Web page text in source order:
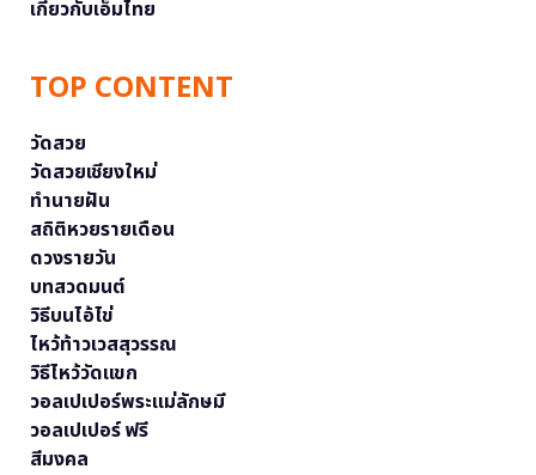
เกี่ยวกับเอ็มไทย
TOP CONTENT
วัดสวย
วัดสวยเชียงใหม่
ทำนายฝัน
สถิติหวยรายเดือน
ดวงรายวัน
บทสวดมนต์
วิธีบนไอ้ไข่
ไหว้ท้าวเวสสุวรรณ
วิธีไหว้วัดแขก
วอลเปเปอร์พระแม่ลักษมี
วอลเปเปอร์ ฟรี
สีมงคล